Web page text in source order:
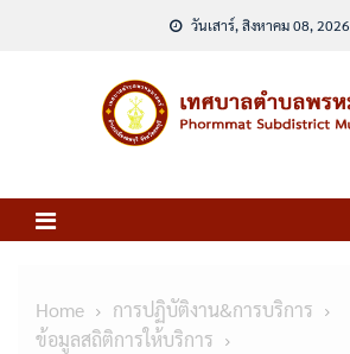
วันเสาร์, สิงหาคม 08, 2026
Home
การปฏิบัติงาน&การบริการ
ข้อมูลสถิติการให้บริการ